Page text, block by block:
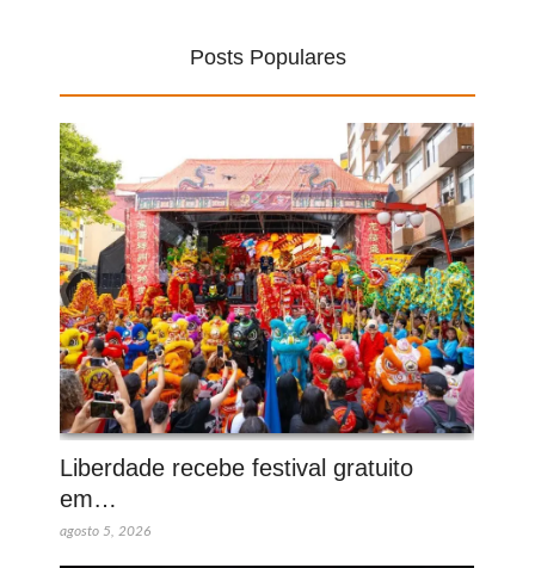
Posts Populares
Liberdade recebe festival gratuito
em…
agosto 5, 2026